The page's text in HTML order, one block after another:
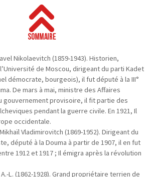
Nikolaevitch (1859-1943). Historien,
de Moscou, dirigeant du parti Kadet
démocrate, bourgeois), il fut député à la III°
De mars à mai, ministre des Affaires
gouvernement provisoire, il fit partie des
pendant la guerre civile. En 1921, Il
occidentale.
Vladimirovitch (1869-1952). Dirigeant du
député à la Douma à partir de 1907, il en fut
1912 et 1917 ; Il émigra après la révolution
A.-L. (1862-1928). Grand propriétaire terrien de